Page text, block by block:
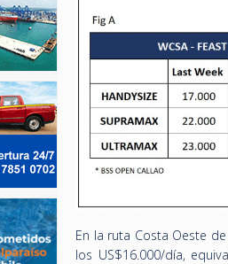
En la ruta Costa Oeste
los US$16.000/día,